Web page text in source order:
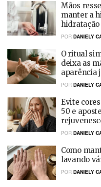
Mãos
manter a
hidratação
POR DANIELY
O ritual
deixa as
aparência
POR DANIELY
Evite
50 e
POR DANIELY
Como
lavando
POR DANIELY